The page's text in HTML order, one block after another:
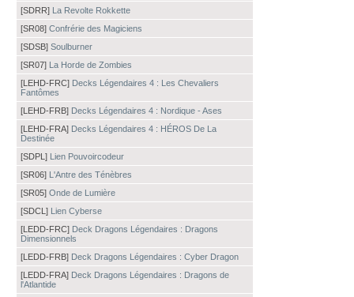
[SDRR] La Revolte Rokkette
[SR08] Confrérie des Magiciens
[SDSB] Soulburner
[SR07] La Horde de Zombies
[LEHD-FRC] Decks Légendaires 4 : Les Chevaliers
Fantômes
[LEHD-FRB] Decks Légendaires 4 : Nordique - Ases
[LEHD-FRA] Decks Légendaires 4 : HÉROS De La
Destinée
[SDPL] Lien Pouvoircodeur
[SR06] L'Antre des Ténèbres
[SR05] Onde de Lumière
[SDCL] Lien Cyberse
[LEDD-FRC] Deck Dragons Légendaires : Dragons
Dimensionnels
[LEDD-FRB] Deck Dragons Légendaires : Cyber Dragon
[LEDD-FRA] Deck Dragons Légendaires : Dragons de
l'Atlantide